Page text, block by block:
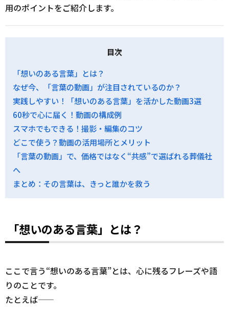
用のポイントをご紹介します。
目次
「想いのある言葉」とは？
なぜ今、「言葉の動画」が注目されているのか？
実践しやすい！「想いのある言葉」を活かした動画3選
60秒で心に届く！動画の構成例
スマホでもできる！撮影・編集のコツ
どこで使う？動画の活用場所とメリット
「言葉の動画」で、価格ではなく“共感”で選ばれる葬儀社
へ
まとめ：その言葉は、きっと誰かを救う
「想いのある言葉」とは？
ここで言う“想いのある言葉”とは、心に残るフレーズや語
りのことです。
たとえば——